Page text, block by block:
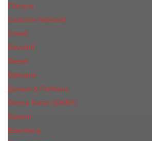
Сliniquе
Costume National
Creed
Davidoff
Diesel
Diptyque
Дольче & Габбана
Donna Karan (DKNY)
Dupont
Eisenberg